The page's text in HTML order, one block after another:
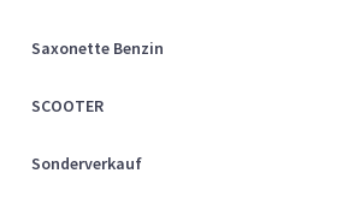
Saxonette Benzin
SCOOTER
Sonderverkauf